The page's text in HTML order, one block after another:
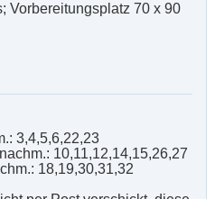
Vorbereitungsplatz 70 x 90
3,4,5,6,22,23
10,11,12,14,15,26,27
18,19,30,31,32